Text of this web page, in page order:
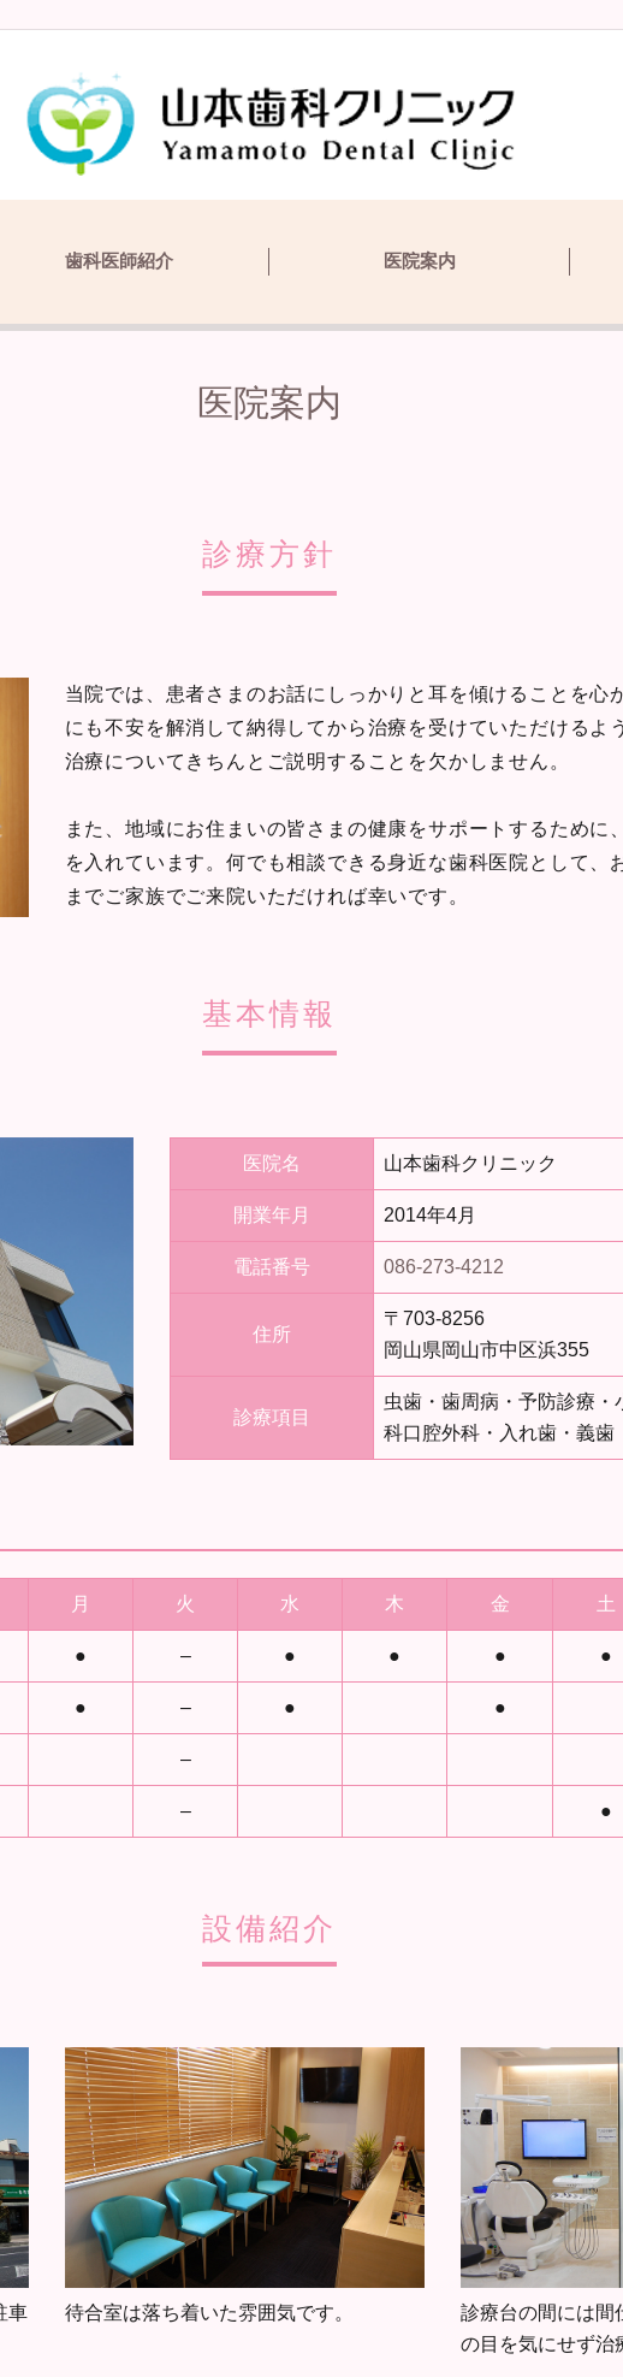
歯科医師紹介 医院案内
医院案内
診療方針
当院では、患者さまのお話にしっかりと耳を傾けることを心
にも不安を解消して納得してから治療を受けていただけるよ
治療についてきちんとご説明することを欠かしません。
また、地域にお住まいの皆さまの健康をサポートするために
を入れています。何でも相談できる身近な歯科医院として、
までご家族でご来院いただければ幸いです。
基本情報
医院名 山本歯科クリニック
開業年月 2014年4月
電話番号 086-273-4212
住所
〒703-8256
岡山県岡山市中区浜355
診療項目
虫歯・歯周病・予防診療
科口腔外科・入れ歯・義歯
月 火 水 木 金 土
● – ● ● ● ●
● – ● ●
–
– ●
設備紹介
車 待合室は落ち着いた雰囲気です。
診療台の間には間
の目を気にせず治